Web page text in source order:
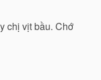
chị vịt bầu. Chớ